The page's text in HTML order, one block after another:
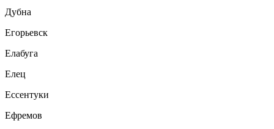
Дубна
Егорьевск
Елабуга
Елец
Ессентуки
Ефремов